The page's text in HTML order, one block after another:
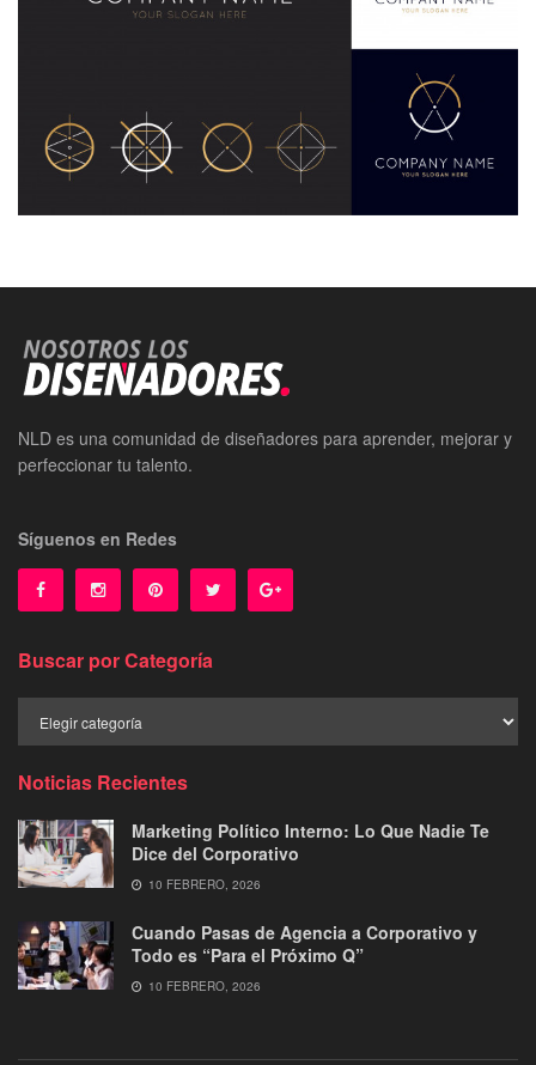
NLD es una comunidad de diseñadores para aprender, mejorar y
perfeccionar tu talento.
Síguenos en Redes
Buscar por Categoría
por
Noticias Recientes
Marketing Político Interno: Lo Que Nadie Te
Dice del Corporativo
10 FEBRERO, 2026
Cuando Pasas de Agencia a Corporativo y
Todo es “Para el Próximo Q”
10 FEBRERO, 2026